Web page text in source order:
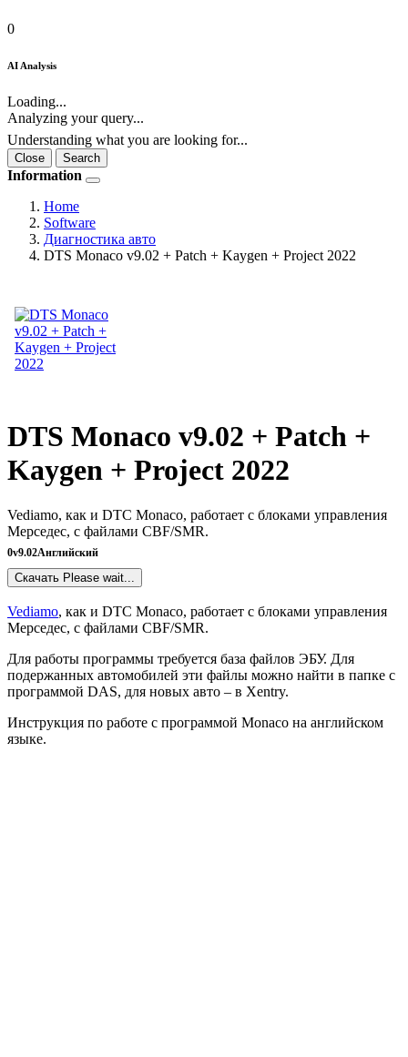
0
AI Analysis
Loading...
Analyzing your query...
Understanding what you are looking for...
Close Search
Information
Home
Software
Диагностика авто
DTS Monaco v9.02 + Patch + Kaygen + Project 2022
DTS Monaco v9.02 + Patch +
Kaygen + Project 2022
Vediamo, как и DTC Monaco, работает с блоками управления
Мерседес, с файлами CBF/SMR.
0v9.02Английский
Скачать Please wait...
Vediamo, как и DTC Monaco, работает с блоками управления
Мерседес, с файлами CBF/SMR.
Для работы программы требуется база файлов ЭБУ. Для
подержанных автомобилей эти файлы можно найти в папке с
программой DAS, для новых авто – в Xentry.
Инструкция по работе с программой Monaco на английском
языке.